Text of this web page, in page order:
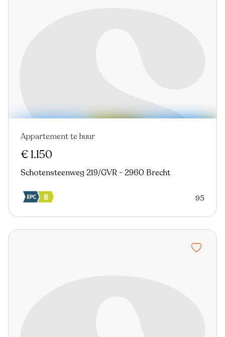
Nieuw
Appartement te huur
€ 1.150
Schotensteenweg 219/GVR - 2960 Brecht
95